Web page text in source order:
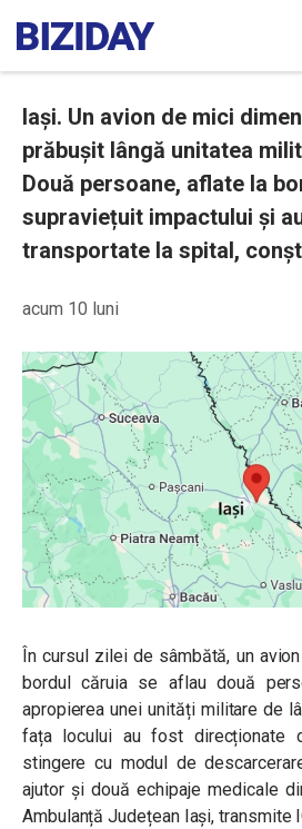
Iași. Un avion de mici
prăbușit lângă unitatea
Două persoane, aflate la
supraviețuit impactului și
transportate la spital,
acum 10 luni
În cursul zilei de sâmbătă, un
bordul căruia se aflau două
apropierea unei unități militare de
fața locului au fost direcționate
stingere cu modul de
ajutor și două echipaje medicale
Ambulanță Județean Iași, transmite